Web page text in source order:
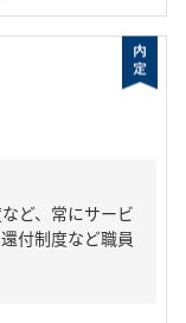
ど、常にサービ
付制度など職員